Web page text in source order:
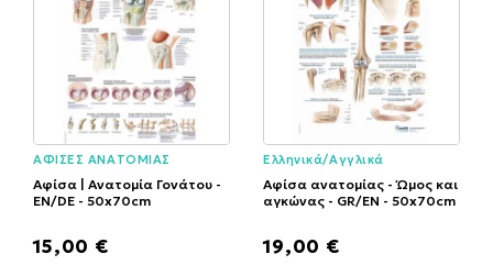
ΑΦΙΣΕΣ ΑΝΑΤΟΜΙΑΣ
Αφίσα | Ανατομία Γονάτου -
EN/DE - 50x70cm
15,00 €
Ελληνικά/Αγγλικά
Αφίσα ανατομίας - Ώμος και
αγκώνας - GR/EN - 50x70cm
19,00 €